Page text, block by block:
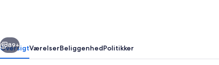
Næste
89+
OversigtVærelserBeliggenhedPolitikker